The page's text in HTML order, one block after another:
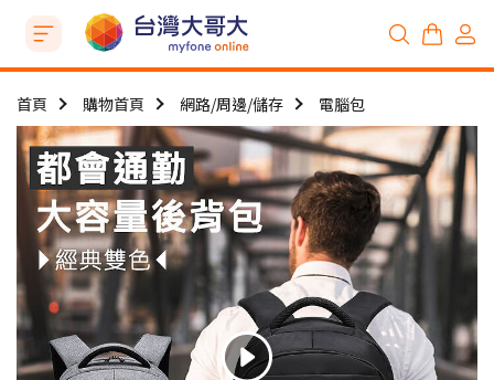
首頁 購物首頁 網路/周邊/儲存 電腦包